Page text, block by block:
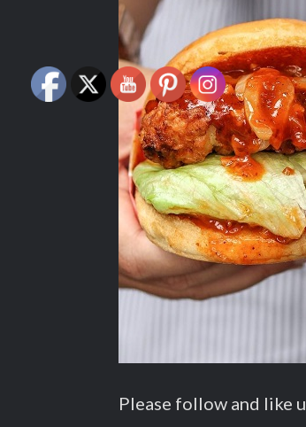
Please follow and like